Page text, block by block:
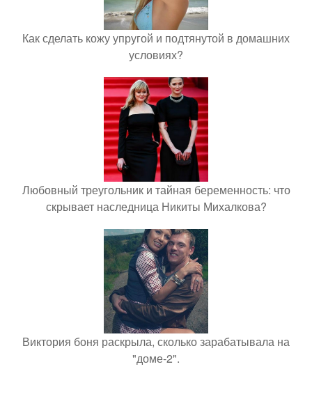
Как сделать кожу упругой и подтянутой в домашних
условиях?
Любовный треугольник и тайная беременность: что
скрывает наследница Никиты Михалкова?
Виктория боня раскрыла, сколько зарабатывала на
"доме-2".